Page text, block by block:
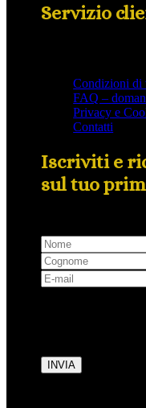
Servizio
Condizioni di
FAQ –
Privacy e
Contatti
Iscriviti e
sul tuo
dei dati personali
INVIA